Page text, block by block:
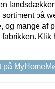
sortiment på
og mange af
fabrikken. Klik
på